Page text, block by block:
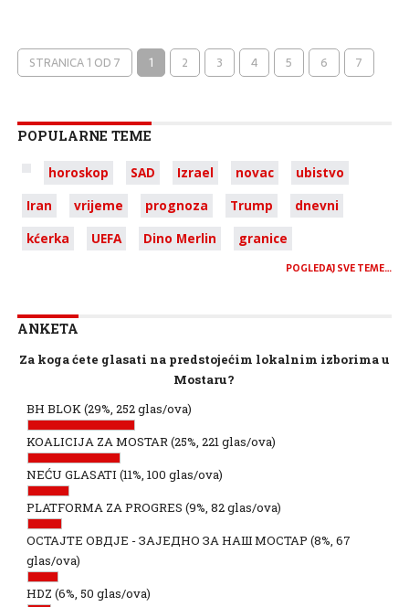
STRANICA 1 OD 7 1 2 3 4 5 6 7
POPULARNE TEME
horoskop SAD Izrael novac
ubistvo
Iran
vrijeme prognoza Trump
dnevni
kćerka
UEFA Dino Merlin granice
POGLEDAJ SVE TEME…
ANKETA
Za koga ćete glasati na predstojećim lokalnim izborima u
Mostaru?
BH BLOK(29%, 252 glas/ova)
KOALICIJA ZA MOSTAR(25%, 221 glas/ova)
NEĆU GLASATI (11%, 100 glas/ova)
PLATFORMA ZA PROGRES (9%, 82 glas/ova)
ОСТАЈТЕ ОВДЈЕ - ЗАЈЕДНО ЗА НАШ МОСТАР (8%, 67
glas/ova)
HDZ (6%, 50 glas/ova)